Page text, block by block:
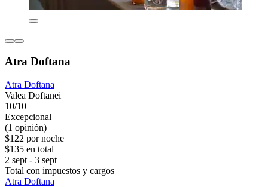
Atra Doftana
Atra Doftana
Valea Doftanei
10/10
Excepcional
(1 opinión)
$122 por noche
$135 en total
2 sept - 3 sept
Total con impuestos y cargos
Atra Doftana